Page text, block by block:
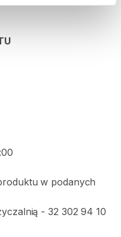
w podanych
- 32 302 94 10